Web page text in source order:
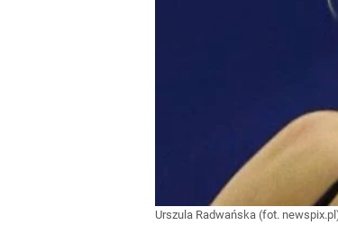
Urszula Radwańska (fot.